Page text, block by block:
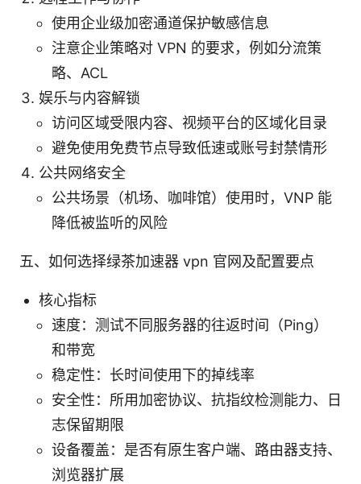
使用企业级加密通道保护敏感信息
注意企业策略对 VPN 的要求，例如分流策
略、ACL
娱乐与内容解锁
访问区域受限内容、视频平台的区域化目录
避免使用免费节点导致低速或账号封禁情形
公共网络安全
公共场景（机场、咖啡馆）使用时，VNP 能
降低被监听的风险
五、如何选择绿茶加速器 vpn 官网及配置要点
核心指标
速度：测试不同服务器的往返时间（Ping）
和带宽
稳定性：长时间使用下的掉线率
安全性：所用加密协议、抗指纹检测能力、日
志保留期限
设备覆盖：是否有原生客户端、路由器支持、
浏览器扩展